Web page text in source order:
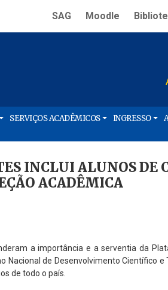
SAG Moodle
SERVIÇOS ACADÊMICOS INGRESSO
INCLUI ALUNOS DE
ACADÊMICA
a importância e a serventia da
Nacional de Desenvolvimento Científico
de todo o país.